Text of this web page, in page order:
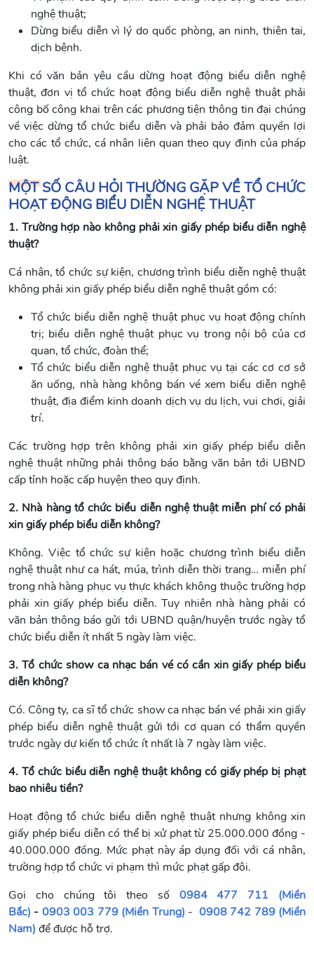
nghệ thuật;
Dừng biểu diễn vì lý do quốc phòng, an ninh, thiên tai,
dịch bệnh.
Khi có văn bản yêu cầu dừng hoạt động biểu diễn nghệ
thuật, đơn vị tổ chức hoạt động biểu diễn nghệ thuật phải
công bố công khai trên các phương tiện thông tin đại chúng
về việc dừng tổ chức biểu diễn và phải bảo đảm quyền lợi
cho các tổ chức, cá nhân liên quan theo quy định của pháp
luật.
MỘT SỐ CÂU HỎI THƯỜNG GẶP VỀ TỔ CHỨC
HOẠT ĐỘNG BIỂU DIỄN NGHỆ THUẬT
1. Trường hợp nào không phải xin giấy phép biểu diễn nghệ
thuật?
Cá nhân, tổ chức sự kiện, chương trình biểu diễn nghệ thuật
không phải xin giấy phép biểu diễn nghệ thuật gồm có:
Tổ chức biểu diễn nghệ thuật phục vụ hoạt động chính
trị; biểu diễn nghệ thuật phục vụ trong nội bộ của cơ
quan, tổ chức, đoàn thể;
Tổ chức biểu diễn nghệ thuật phục vụ tại các cơ cơ sở
ăn uống, nhà hàng không bán vé xem biểu diễn nghệ
thuật, địa điểm kinh doanh dịch vụ du lịch, vui chơi, giải
trí.
Các trường hợp trên không phải xin giấy phép biểu diễn
nghệ thuật những phải thông báo bằng văn bản tới UBND
cấp tỉnh hoặc cấp huyện theo quy định.
2. Nhà hàng tổ chức biểu diễn nghệ thuật miễn phí có phải
xin giấy phép biểu diễn không?
Không. Việc tổ chức sự kiện hoặc chương trình biểu diễn
nghệ thuật như ca hát, múa, trình diễn thời trang… miễn phí
trong nhà hàng phục vụ thực khách không thuộc trường hợp
phải xin giấy phép biểu diễn. Tuy nhiên nhà hàng phải có
văn bản thông báo gửi tới UBND quận/huyện trước ngày tổ
chức biểu diễn ít nhất 5 ngày làm việc.
3. Tổ chức show ca nhạc bán vé có cần xin giấy phép biểu
diễn không?
Có. Công ty, ca sĩ tổ chức show ca nhạc bán vé phải xin giấy
phép biểu diễn nghệ thuật gửi tới cơ quan có thẩm quyền
trước ngày dự kiến tổ chức ít nhất là 7 ngày làm việc.
4. Tổ chức biểu diễn nghệ thuật không có giấy phép bị phạt
bao nhiêu tiền?
Hoạt động tổ chức biểu diễn nghệ thuật nhưng không xin
giấy phép biểu diễn có thể bị xử phạt từ 25.000.000 đồng -
40.000.000 đồng. Mức phạt này áp dụng đối với cá nhân,
trường hợp tổ chức vi phạm thì mức phạt gấp đôi.
Gọi cho chúng tôi theo số 0984 477 711 (Miền
Bắc) - 0903 003 779 (Miền Trung) - 0908 742 789 (Miền
Nam) để được hỗ trợ.